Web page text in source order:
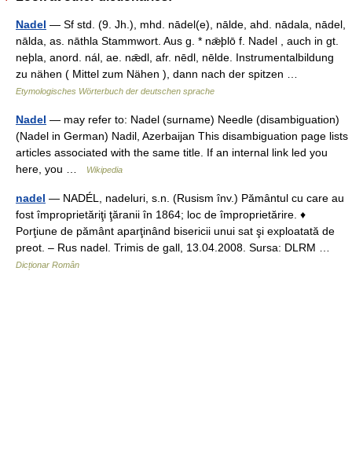
Nadel — Sf std. (9. Jh.), mhd. nādel(e), nālde, ahd. nādala, nādel,
nālda, as. nāthla Stammwort. Aus g. * nǣþlō f. Nadel , auch in gt.
neþla, anord. nál, ae. nǣdl, afr. nēdl, nēlde. Instrumentalbildung
zu nähen ( Mittel zum Nähen ), dann nach der spitzen …
Etymologisches Wörterbuch der deutschen sprache
Nadel — may refer to: Nadel (surname) Needle (disambiguation)
(Nadel in German) Nadil, Azerbaijan This disambiguation page lists
articles associated with the same title. If an internal link led you
here, you …
Wikipedia
nadel — NADÉL, nadeluri, s.n. (Rusism înv.) Pământul cu care au
fost împroprietăriţi ţăranii în 1864; loc de împroprietărire. ♦
Porţiune de pământ aparţinând bisericii unui sat şi exploatată de
preot. – Rus nadel. Trimis de gall, 13.04.2008. Sursa: DLRM …
Dicționar Român